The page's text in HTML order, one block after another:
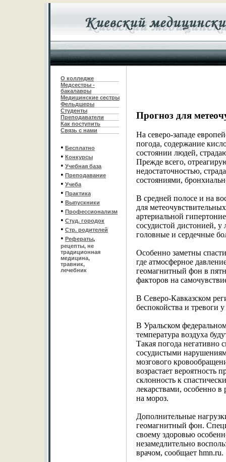
О колледже
Медсестры -
бакалавры
Медицинские сестры
Фельдшеры
Студенты
Преподаватели
Как поступить
Связь с нами
• Бесплатно
• Конкурсы
• Учебная база
• Преподавание
• Учеба
• Практика
• Выпускники
• Профессионализм
• Студ. городок
• Стр. родителей
• Рефераты,
рецепты, не
традиционная
медицина,
травник,
лечебник
Прогноз для
На северо-западе
погода, содержание
состоянии людей,
Прежде всего,
недостаточностью,
состояниями,
В средней полосе и на
для
артериальной
сосудистой дистонией,
головные и сердечные
Особенно заметны
где атмосферное
геомагнитный фон в
факторов на
В Северо-Кавказском
беспокойства и тревоги
В Уральском
температура воздуха
Такая погода негативно
сосудистыми
мозгового
возрастает
склонность к
лекарствами, особенно
на мороз.
Дополнительные
геомагнитный фон.
своему здоровью
незамедлительно
врачом, сообщает hmn.ru.